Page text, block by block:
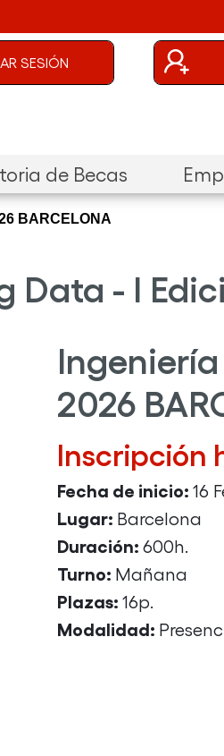
de usuario
SESIÓN
de Becas
BARCELONA
- I
2026
Inscripción
Fecha de inicio: 16
Lugar: Barcelona
Duración: 600h.
Turno: Mañana
Plazas: 16p.
Modalidad: